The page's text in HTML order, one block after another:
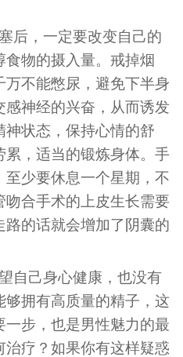
后，一定要改变自己的
物的摄入量。戒掉烟
不能憋尿，避免下半身
感神经的兴奋，从而诱发
神状态，保持心情的舒
累，适当的锻炼身体。手
少要休息一个星期，不
合手术的上皮生长需要
的话就会增加了阴囊的
自己身心健康，也没有
够拥有高质量的精子，这
步，也是男性魅力的最
疗？如果你有这样疑惑